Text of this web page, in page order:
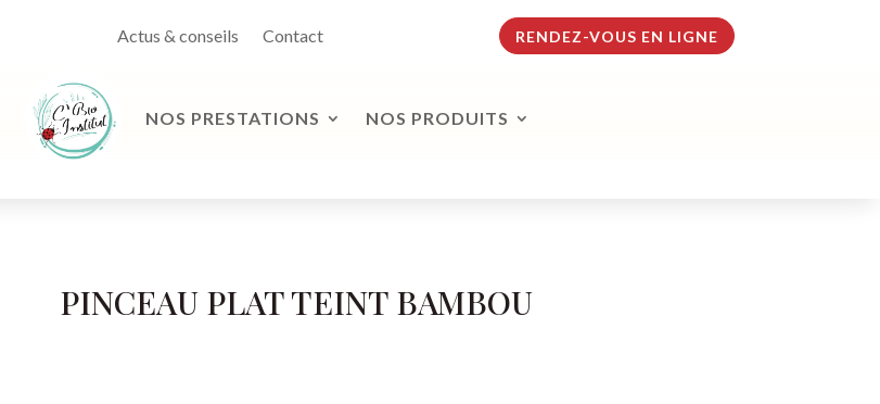
Actus & conseils Contact RENDEZ-VOUS EN LIGNE
NOS PRESTATIONS NOS PRODUITS
PINCEAU PLAT TEINT BAMBOU